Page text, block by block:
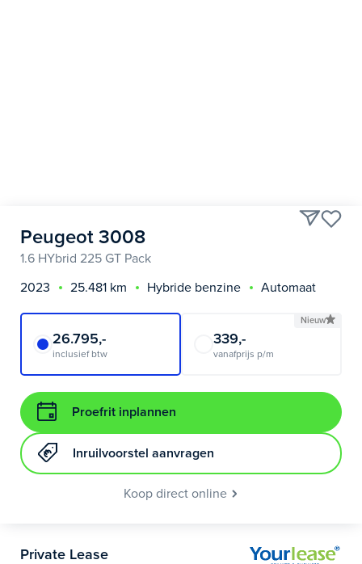
Peugeot 3008
1.6 HYbrid 225 GT Pack
2023
25.481 km Hybride benzine Automaat
26.795,-
inclusief btw
Nieuw
339,-
vanafprijs p/m
Proefrit inplannen
Inruilvoorstel aanvragen
Koop direct online
Private Lease